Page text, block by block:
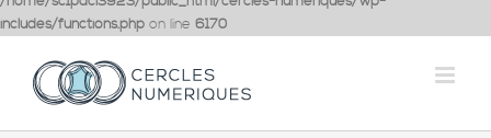
includes/functions.php on line 6170
contenu